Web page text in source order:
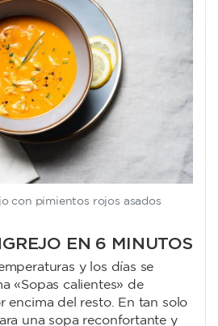
con pimientos rojos asados
EN 6 MINUTOS
y los días se
«Sopas calientes» de
encima del resto. En tan solo
una sopa reconfortante y